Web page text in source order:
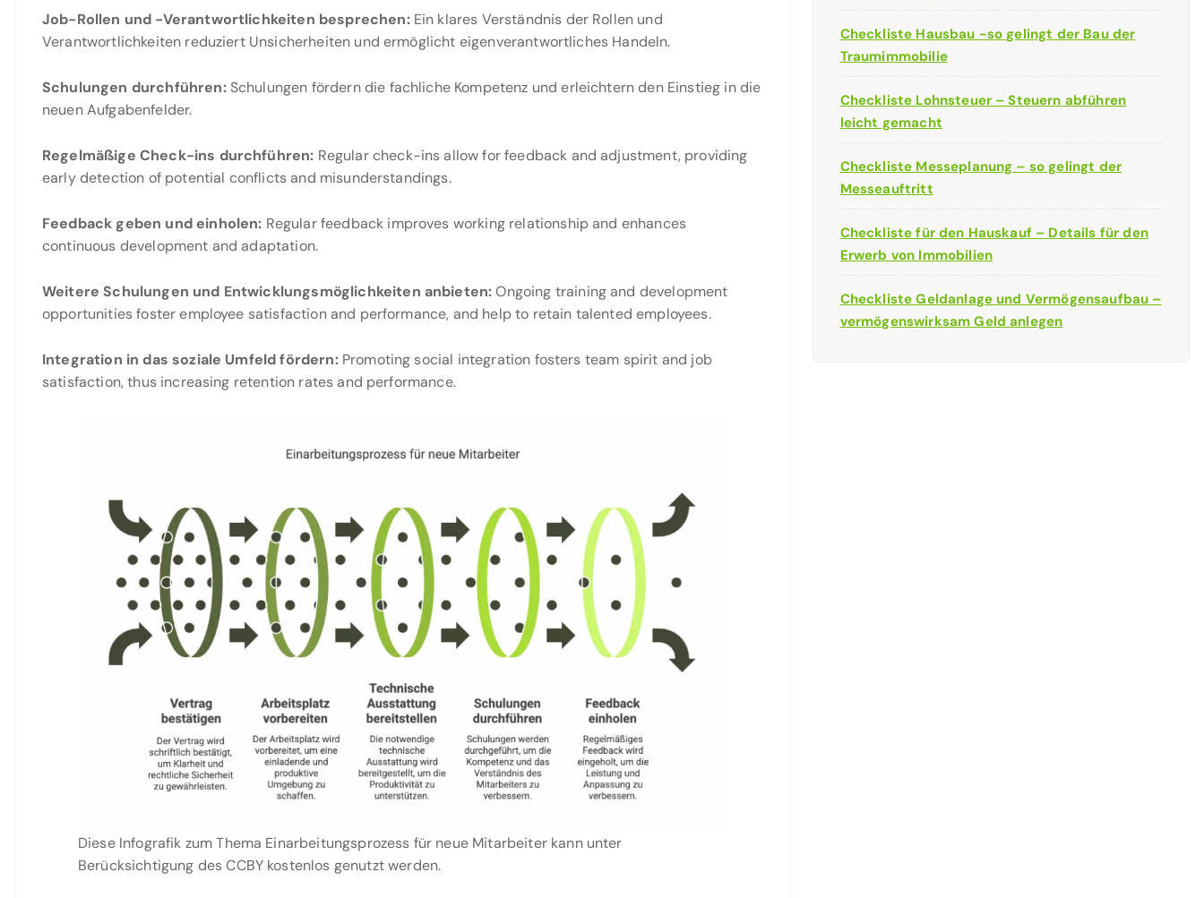
Job-Rollen und -Verantwortlichkeiten besprechen:Ein klares Verständnis der Rollen und
Verantwortlichkeiten reduziert Unsicherheiten und ermöglicht eigenverantwortliches Handeln.
Schulungen durchführen:Schulungen fördern die fachliche Kompetenz und erleichtern den Einstieg in die
neuen Aufgabenfelder.
Regelmäßige Check-ins durchführen: Regular check-ins allow for feedback and adjustment, providing
early detection of potential conflicts and misunderstandings.
Feedback geben und einholen: Regular feedback improves working relationship and enhances
continuous development and adaptation.
Weitere Schulungen und Entwicklungsmöglichkeiten anbieten:Ongoing training and development
opportunities foster employee satisfaction and performance, and help to retain talented employees.
Integration in das soziale Umfeld fördern:Promoting social integration fosters team spirit and job
satisfaction, thus increasing retention rates and performance.
Diese Infografik zum Thema Einarbeitungsprozess für neue Mitarbeiter kann unter
Berücksichtigung des CCBY kostenlos genutzt werden.
Checkliste Hausbau -so gelingt der Bau der
Traumimmobilie
Checkliste Lohnsteuer – Steuern abführen
leicht gemacht
Checkliste Messeplanung – so gelingt der
Messeauftritt
Checkliste für den Hauskauf – Details für den
Erwerb von Immobilien
Checkliste Geldanlage und Vermögensaufbau –
vermögenswirksam Geld anlegen